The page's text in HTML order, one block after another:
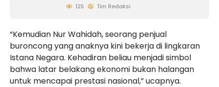
125 Tim Redaksi
“Kemudian Nur Wahidah, seorang penjual
buroncong yang anaknya kini bekerja di lingkaran
Istana Negara. Kehadiran beliau menjadi simbol
bahwa latar belakang ekonomi bukan halangan
untuk mencapai prestasi nasional,” ucapnya.